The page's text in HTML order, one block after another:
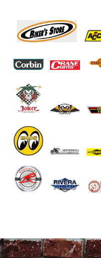
End of Gallery